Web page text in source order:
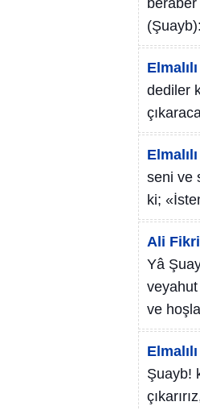
dediler
seni ve
ki;
Ali
Yâ
ve
Şuayb!